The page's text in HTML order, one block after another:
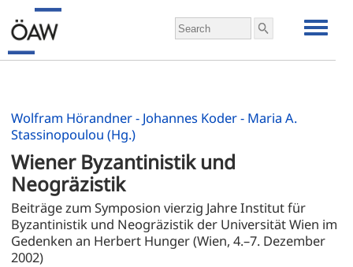
Wolfram Hörandner - Johannes Koder - Maria A.
Stassinopoulou (Hg.)
Wiener Byzantinistik und
Neogräzistik
Beiträge zum Symposion vierzig Jahre Institut für
Byzantinistik und Neogräzistik der Universität Wien im
Gedenken an Herbert Hunger (Wien, 4.–7. Dezember
2002)